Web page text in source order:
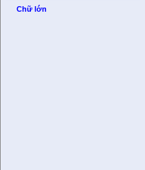
Chữ lớn